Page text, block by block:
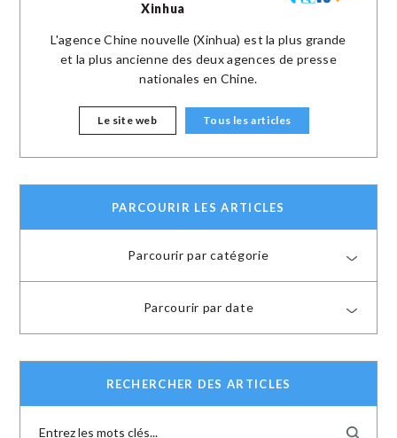
Xinhua
L'agence Chine nouvelle (Xinhua) est la plus grande
et la plus ancienne des deux agences de presse
nationales en Chine.
Le site web Tous les articles
PARCOURIR LES ARTICLES
Parcourir par catégorie
Parcourir par date
RECHERCHER DES ARTICLES